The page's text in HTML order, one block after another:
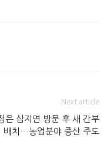
Next article
은 삼지연 방문 후 새 간부
배치…농업분야 증산 주도